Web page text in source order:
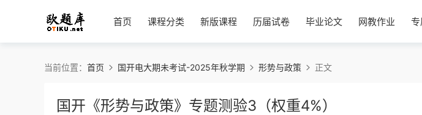
首页 课程分类 新版课程 历届试卷 毕业论文 网教作业
当前位置： 首页 国开电大期未考试-2025年秋学期 形势与政策 正文
国开《形势与政策》专题测验3（权重4%）